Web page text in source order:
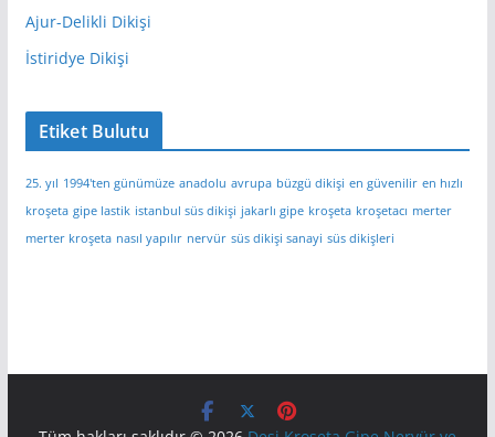
Ajur-Delikli Dikişi
İstiridye Dikişi
Etiket Bulutu
25. yıl 1994'ten günümüze anadolu avrupa büzgü dikişi en güvenilir en hızlı
kroşeta gipe lastik istanbul süs dikişi jakarlı gipe kroşeta kroşetacı merter
merter kroşeta nasıl yapılır nervür süs dikişi sanayi süs dikişleri